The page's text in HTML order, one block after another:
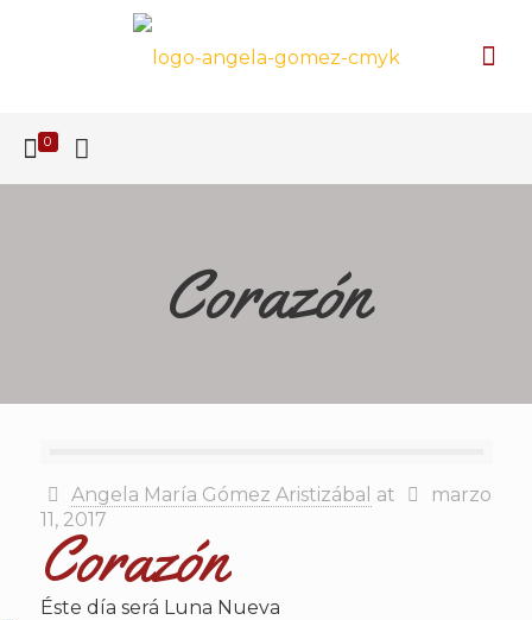
0
Corazón
Angela María Gómez Aristizábal at
marzo
11, 2017
Corazón
Éste día será Luna Nueva